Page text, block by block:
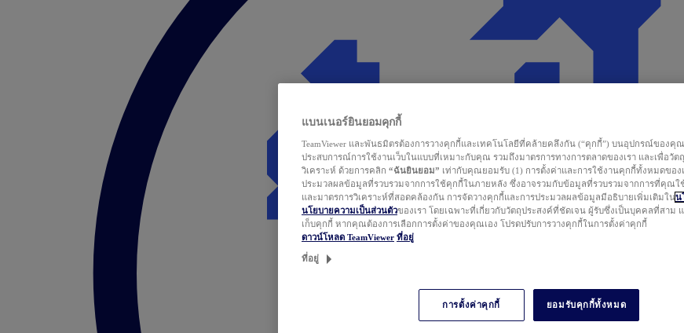
แบนเนอร์ยินยอมคุกกี้
TeamViewer และพันธมิตรต้องการวางคุกกี้และเทคโนโลยีที่คล้ายคลึงกัน (“คุกกี้”) บนอุปกรณ์ของคุ
ประสบการณ์การใช้งานเว็บในแบบที่เหมาะกับคุณ รวมถึงมาตรการทางการตลาดของเรา และเพื่อวัต
วิเคราะห์ ด้วยการคลิก “ฉันยินยอม” เท่ากับคุณยอมรับ (1) การตั้งค่าและการใช้งานคุกกี้ทั้งหมดของเ
ประมวลผลข้อมูลที่รวบรวมจากการใช้คุกกี้ในภายหลัง ซึ่งอาจรวมกับข้อมูลที่รวบรวมจากการที่คุณ
และมาตรการวิเคราะห์ที่สอดคล้องกัน การจัดวางคุกกี้และการประมวลผลข้อมูลมีอธิบายเพิ่มเติมในน
นโยบายความเป็นส่วนตัวของเรา โดยเฉพาะที่เกี่ยวกับวัตถุประสงค์ที่ชัดเจน ผู้รับซึ่งเป็นบุคคลที่สาม แ
เก็บคุกกี้ หากคุณต้องการเลือกการตั้งค่าของคุณเอง โปรดปรับการวางคุกกี้ในการตั้งค่าคุกกี้
ดาวน์โหลด TeamViewer ที่อยู่
ที่อยู่
การตั้งค่าคุกกี้ ยอมรับคุกกี้ทั้งหมด